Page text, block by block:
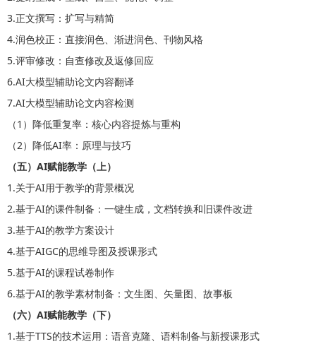
3.正文撰写：扩写与精简
4.润色校正：直接润色、渐进润色、刊物风格
5.评审修改：自查修改及返修回应
6.AI大模型辅助论文内容翻译
7.AI大模型辅助论文内容检测
（1）降低重复率：核心内容提炼与重构
（2）降低AI率：原理与技巧
（五）AI赋能教学（上）
1.关于AI用于教学的背景概况
2.基于AI的课件制备：一键生成，文档转换和旧课件改进
3.基于AI的教学方案设计
4.基于AIGC的思维导图及授课形式
5.基于AI的课程试卷制作
6.基于AI的教学素材制备：文生图、矢量图、故事板
（六）AI赋能教学（下）
1.基于TTS的技术运用：语音克隆、语料制备与新授课形式